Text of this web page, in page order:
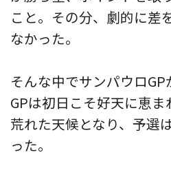
こと。その分、劇的に差
なかった。
そんな中でサンパウロ
GPは初日こそ好天に恵
荒れた天候となり、予選
った。